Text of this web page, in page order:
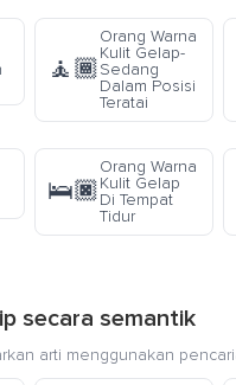
🧘🏾
Orang Warna
Kulit Gelap-
Sedang
Dalam Posisi
Teratai
🛌🏿
Orang Warna
Kulit Gelap
Di Tempat
Tidur
secara semantik
arti menggunakan